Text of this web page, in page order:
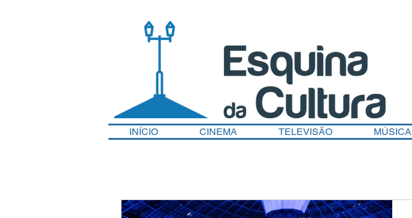
INÍCIO CINEMA TELEVISÃO MÚSICA